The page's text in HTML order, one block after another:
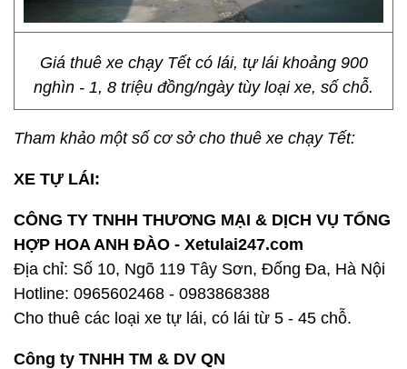
Giá thuê xe chạy Tết có lái, tự lái khoảng 900
nghìn - 1, 8 triệu đồng/ngày tùy loại xe, số chỗ.
Tham khảo một số cơ sở cho thuê xe chạy Tết:
XE TỰ LÁI:
CÔNG TY TNHH THƯƠNG MẠI & DỊCH VỤ TỔNG
HỢP HOA ANH ĐÀO - Xetulai247.com
Địa chỉ: Số 10, Ngõ 119 Tây Sơn, Đống Đa, Hà Nội
Hotline: 0965602468 - 0983868388
Cho thuê các loại xe tự lái, có lái từ 5 - 45 chỗ.
Công ty TNHH TM & DV QN